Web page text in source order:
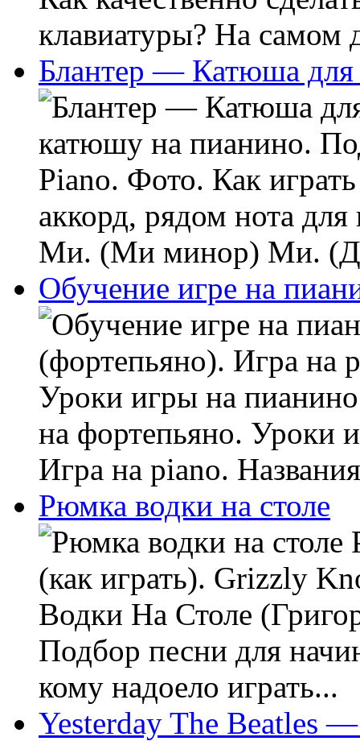
клавиатуры? На самом
Блантер — Катюша для
катюшу на пианино.
Piano. Фото. Как
аккорд, рядом нота
Ми. (Ми минор) Ми.
Обучение игре на
(фортепьяно). Игра на
Уроки игры на
на фортепьяно. Уроки
Игра на piano.
Рюмка водки на столе
(как играть). Grizzly
Водки На Столе
Подбор песни для
кому надоело играть...
Yesterday The Beatles